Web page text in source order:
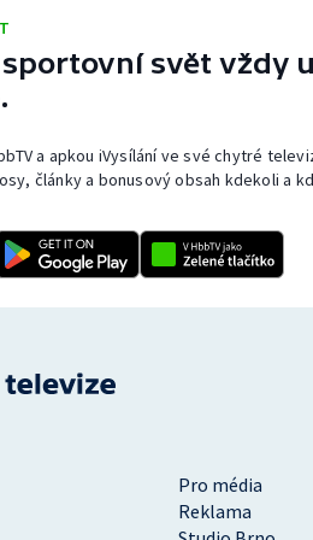
svět vždy
a apkou iVysílání ve své chytré
články a bonusový obsah kdekoli a
Pro média
Reklama